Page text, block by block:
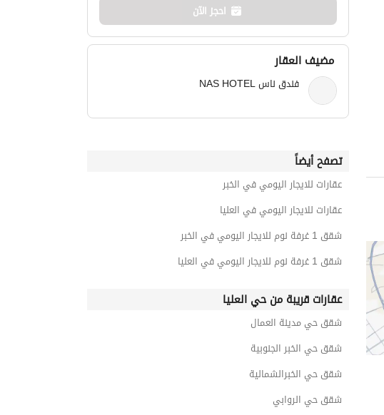
احجز الآن
مضيف العقار
فندق ناس NAS HOTEL
تصفح أيضاً
عقارات للايجار اليومي في الخبر
عقارات للايجار اليومي في العليا
شقق 1 غرفة نوم للايجار اليومي في الخبر
شقق 1 غرفة نوم للايجار اليومي في العليا
عقارات قريبة من حي العليا
شقق حي مدينة العمال
شقق حي الخبر الجنوبية
شقق حي الخبرالشمالية
شقق حي الروابي